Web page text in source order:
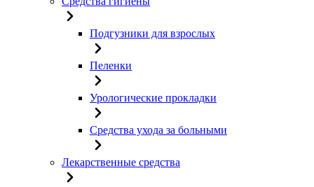
Подгузники для взрослых
Пеленки
Урологические прокладки
Средства ухода за больными
Лекарственные средства